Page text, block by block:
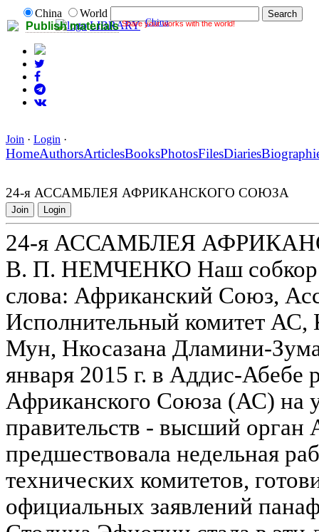
Publish materials Share your works with the world!
China
World
LIBRARY China
Join · Login ·
HomeAuthorsArticlesBooksPhotosFilesDiaries
24-я АССАМБЛЕЯ АФРИКАНСКОГО СОЮЗА
Join Login
24-я АССАМБЛЕЯ
В. П. НЕМЧЕНКО Наш собкор
слова: Африканский Союз,
Исполнительный комитет
Мун, Нкосазана Дламини-
января 2015 г. в Аддис-Абебе
Африканского Союза (АС) на
правительств - высший орган
предшествовала недельная
технических комитетов,
официальных заявлений